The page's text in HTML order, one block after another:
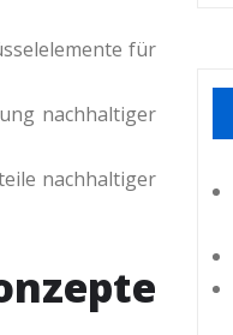
für
nachhaltiger
nachhaltiger